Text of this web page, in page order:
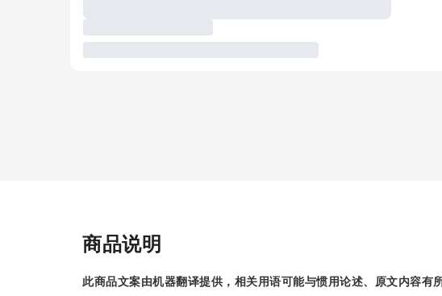
商品说明
此商品文案由机器翻译提供，相关用语可能与惯用论述、原文内容有